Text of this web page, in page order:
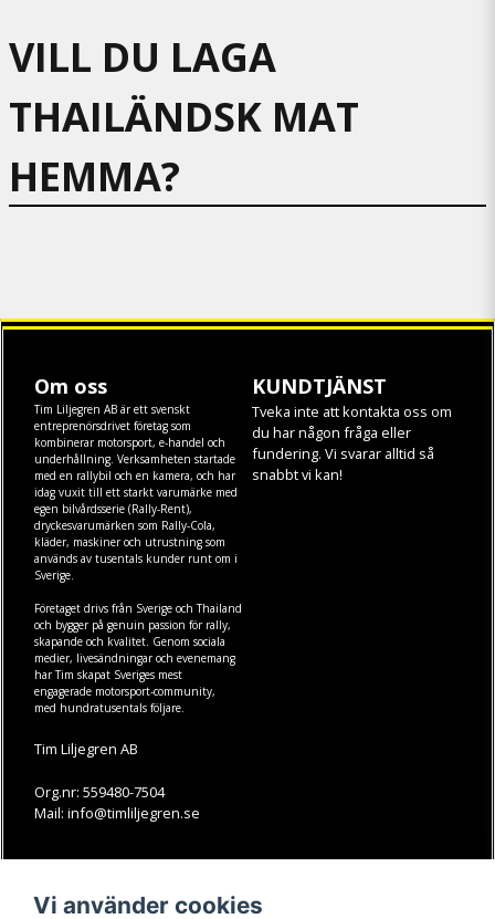
VILL DU LAGA
THAILÄNDSK MAT
HEMMA?
Om oss
Tim Liljegren AB är ett svenskt
entreprenörsdrivet företag som
kombinerar motorsport, e-handel och
underhållning. Verksamheten startade
med en rallybil och en kamera, och har
idag vuxit till ett starkt varumärke med
egen bilvårdsserie (Rally-Rent),
dryckesvarumärken som Rally-Cola,
kläder, maskineroch utrustning som
används av tusentals kunder runt om i
Sverige.
Företaget drivs från Sverige och Thailand
och bygger på genuin passion för rally,
skapande och kvalitet. Genom sociala
medier, livesändningar och evenemang
har Tim skapat Sveriges mest
engagerade motorsport-community,
med hundratusentals följare.
Tim Liljegren AB
Org.nr: 559480-7504
Mail: info@timliljegren.se
KUNDTJÄNST
Tveka inte att kontakta oss om
du har någon fråga eller
fundering. Vi svarar alltid så
snabbt vi kan!
Köpvillkor
Vi använder cookies